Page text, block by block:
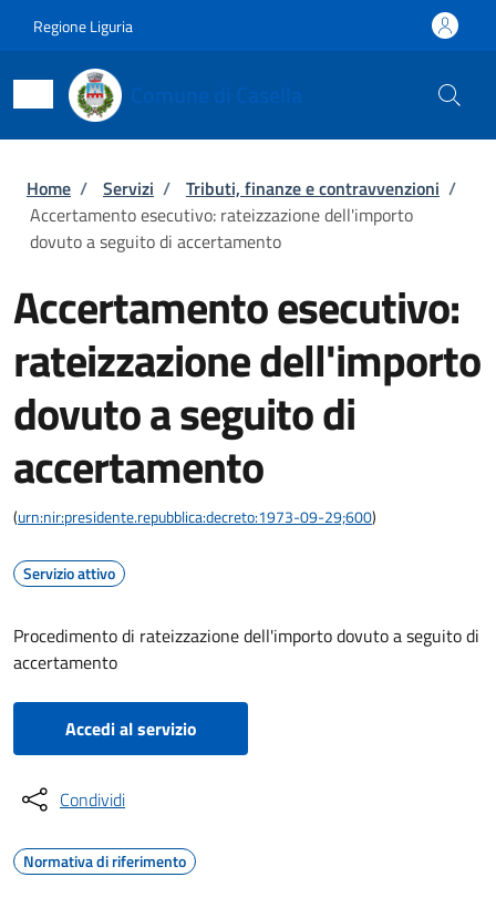
Regione Liguria
Briciole di pane
Home / Servizi / Tributi, finanze e contravvenzioni /
Accertamento esecutivo: rateizzazione dell'importo
dovuto a seguito di accertamento
Accertamento esecutivo:
rateizzazione dell'importo
dovuto a seguito di
accertamento
(urn:nir:presidente.repubblica:decreto:1973-09-29;600)
Servizio attivo
Procedimento di rateizzazione dell'importo dovuto a seguito di
accertamento
Accedi al servizio
Condividi
Normativa di riferimento